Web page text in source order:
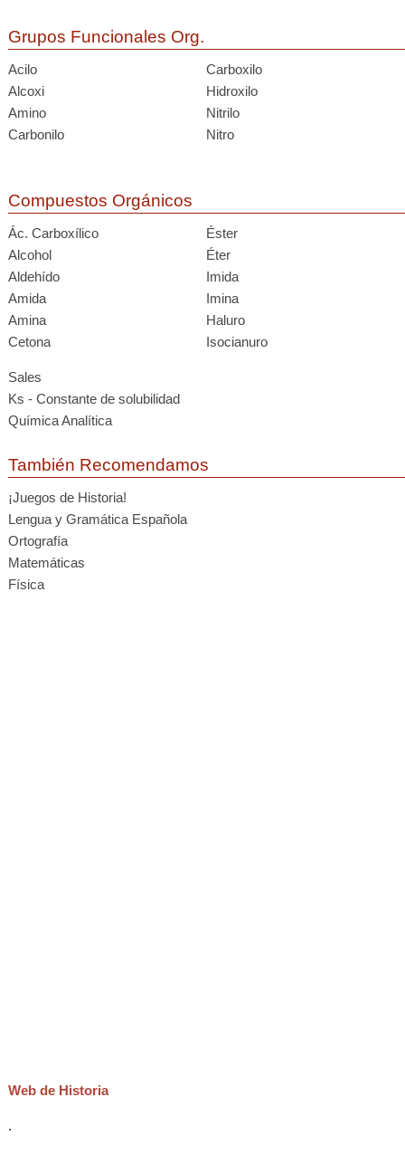
Grupos Funcionales Org.
Acilo
Carboxilo
Alcoxi
Hidroxilo
Amino
Nitrilo
Carbonilo
Nitro
Compuestos Orgánicos
Ác. Carboxílico
Éster
Alcohol
Éter
Aldehído
Imida
Amida
Imina
Amina
Haluro
Cetona
Isocianuro
Sales
Ks - Constante de solubilidad
Química Analítica
También Recomendamos
¡Juegos de Historia!
Lengua y Gramática Española
Ortografía
Matemáticas
Física
Web de Historia
.